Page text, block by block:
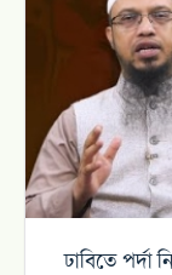
ঢাবিতে পর্দা